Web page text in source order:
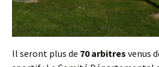
Il seront plus de 70 arbitres venus